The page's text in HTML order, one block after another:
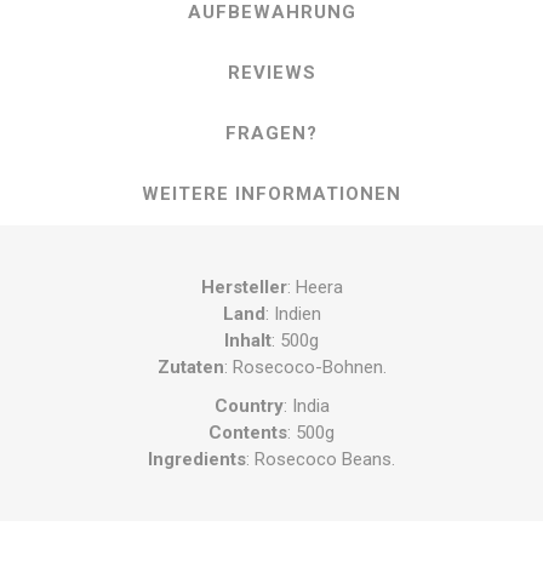
AUFBEWAHRUNG
REVIEWS
FRAGEN?
WEITERE INFORMATIONEN
Hersteller: Heera
Land: Indien
Inhalt: 500g
Zutaten: Rosecoco-Bohnen.
Country: India
Contents: 500g
Ingredients: Rosecoco Beans.